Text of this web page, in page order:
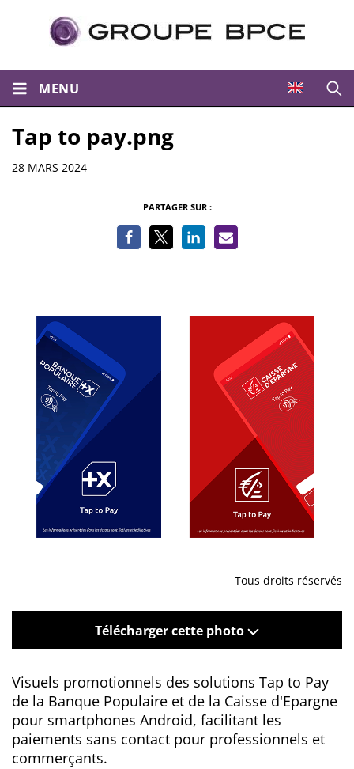
MENU
Tap to pay.png
Informations
28 MARS 2024
PARTAGER SUR :
Tous droits réservés
Télécharger cette photo
Visuels promotionnels des solutions Tap to Pay
de la Banque Populaire et de la Caisse d'Epargne
pour smartphones Android, facilitant les
paiements sans contact pour professionnels et
commerçants.